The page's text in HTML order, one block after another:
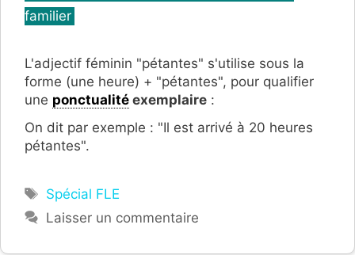
familier
L'adjectif féminin "pétantes" s'utilise sous la
forme (une heure) + "pétantes", pour qualifier
une ponctualité exemplaire :
On dit par exemple : "Il est arrivé à 20 heures
pétantes".
Étiquettes
Spécial FLE
Laisser un commentaire